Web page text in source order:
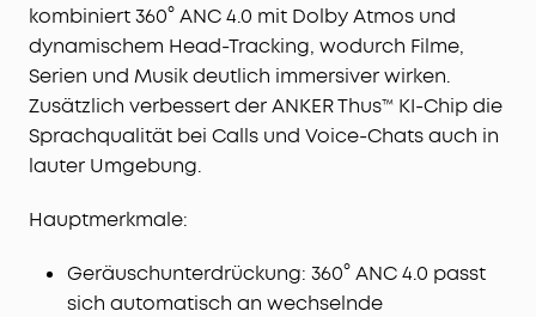
ON-DEVICE SPRACHSTEUERUNG– Verzögerungsarme
KWS-Befehle (20+, Flüstern genügt, ohne
Internetverbindung). Liberty 5 Pro In-Ear-Kopfhörer
kompatibel mit Apple iPhone/iPad, Samsung Galaxy,
Xiaomi, MacBook und allen Bluetooth-Geräten.
kombiniert 360° ANC 4.0 mit Dolby Atmos und
dynamischem Head-Tracking, wodurch Filme,
Serien und Musik deutlich immersiver wirken.
Zusätzlich verbessert der ANKER Thus™ KI-Chip die
Sprachqualität bei Calls und Voice-Chats auch in
lauter Umgebung.
Hauptmerkmale:
Geräuschunterdrückung: 360° ANC 4.0 passt
sich automatisch an wechselnde